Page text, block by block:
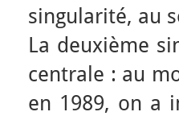
singularité, au
La deuxième
centrale : au
en 1989, on a